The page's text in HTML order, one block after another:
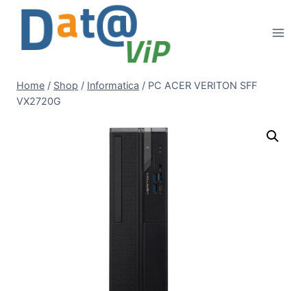
Salta
contenuto
Home / Shop / Informatica / PC ACER VERITON SFF
VX2720G